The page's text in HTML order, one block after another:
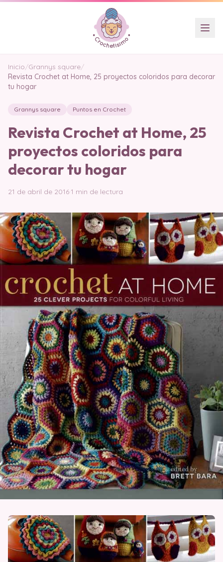
Inicio/Grannys square/
Revista Crochet at Home, 25 proyectos coloridos para decorar
tu hogar
Grannys square Puntos en Crochet
Revista Crochet at Home, 25
proyectos coloridos para
decorar tu hogar
21 de abril de 2016·1 min de lectura